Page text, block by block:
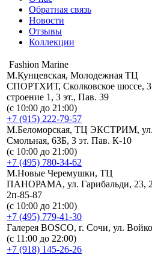
Обратная связь
Новости
Отзывы
Коллекции
Fashion Marine
М.Кунцевская, Молодежная ТЦ
СПОРТХИТ, Сколковское шоссе,
строение 1, 3 эт., Пав. 39
(с 10:00 до 21:00)
+7 (915) 222-79-57
М.Беломорская, ТЦ ЭКСТРИМ, ул.
Смольная, 63Б, 3 эт. Пав. К-10
(с 10:00 до 21:00)
+7 (495) 780-34-62
М.Новые Черемушки, ТЦ
ПАНОРАМА, ул. Гарибальди, 23, 2
2п-85-87
(с 10:00 до 21:00)
+7 (495) 779-41-30
Галерея BOSCO, г. Сочи, ул.
(с 11:00 до 22:00)
+7 (918) 145-26-26